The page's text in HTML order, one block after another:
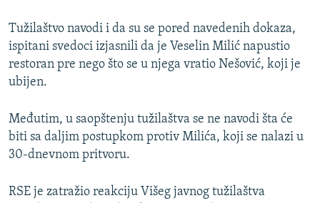
Tužilaštvo navodi i da su se pored navedenih dokaza,
ispitani svedoci izjasnili da je Veselin Milić napustio
restoran pre nego što se u njega vratio Nešović, koji je
ubijen.
Međutim, u saopštenju tužilaštva se ne navodi šta će
biti sa daljim postupkom protiv Milića, koji se nalazi u
30-dnevnom pritvoru.
RSE je zatražio reakciju Višeg javnog tužilaštva